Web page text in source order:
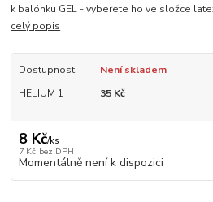
k balónku GEL - vyberete ho ve složce
celý popis
Dostupnost
Není skladem
HELIUM 1
35 Kč
8 Kč/ks
7 Kč bez DPH
Momentálně není k dispozici